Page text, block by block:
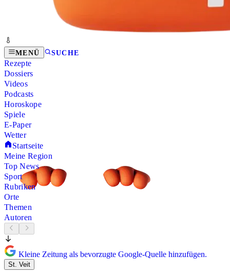
MENÜ SUCHE
Rezepte
Dossiers
Videos
Podcasts
Horoskope
Spiele
E-Paper
Wetter
Startseite
Meine Region
Top News
Sport
Rubriken
Orte
Themen
Autoren
Kleine Zeitung als bevorzugte Google-Quelle hinzufügen.
St. Veit